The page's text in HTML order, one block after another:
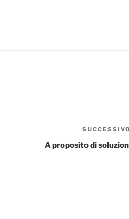
SUCCESSIVO
A proposito di